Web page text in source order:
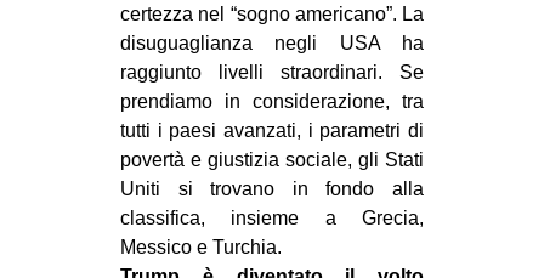
certezza nel “sogno americano”. La
disuguaglianza negli USA ha
raggiunto livelli straordinari. Se
prendiamo in considerazione, tra
tutti i paesi avanzati, i parametri di
povertà e giustizia sociale, gli Stati
Uniti si trovano in fondo alla
classifica, insieme a Grecia,
Messico e Turchia.